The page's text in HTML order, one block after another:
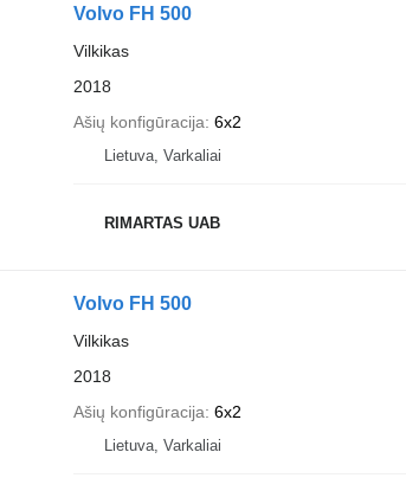
Volvo FH 500
Vilkikas
2018
Ašių konfigūracija 6x2
Lietuva, Varkaliai
RIMARTAS UAB
Volvo FH 500
Vilkikas
2018
Ašių konfigūracija 6x2
Lietuva, Varkaliai